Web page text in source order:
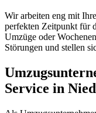
Wir arbeiten eng mit
perfekten Zeitpunkt für
Umzüge oder
Störungen und stellen
Service in